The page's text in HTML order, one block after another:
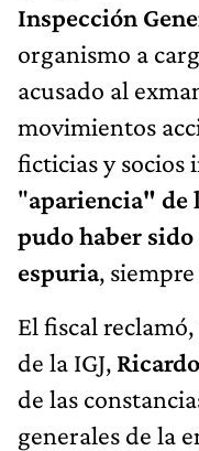
Inspección
organismo a
acusado al
movimientos
ficticias y socios
"apariencia" de
pudo haber
espuria,
El fiscal
de la IGJ,
de las
generales de la